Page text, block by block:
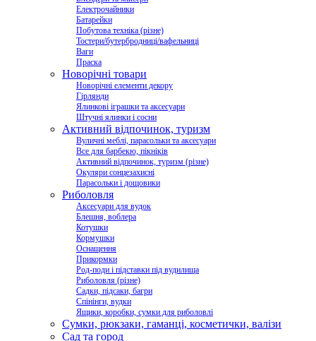
Електрочайники
Батарейки
Побутова техніка (різне)
Тостери/бутербродниці/вафельниці
Ваги
Праска
Новорічні товари
Новорічні елементи декору
Гірлянди
Ялинкові іграшки та аксесуари
Штучні ялинки і сосни
Активний відпочинок, туризм
Вуличні меблі, парасольки та аксесуари
Все для барбекю, пікніків
Активний відпочинок, туризм (різне)
Окуляри сонцезахисні
Парасольки і дощовики
Риболовля
Аксесуари для вудок
Блешня, воблера
Котушки
Кормушки
Оснащення
Прикормки
Род-поди і підставки під вудилища
Риболовля (різне)
Садки, підсаки, багри
Спінінги, вудки
Ящики, коробки, сумки для риболовлі
Сумки, рюкзаки, гаманці, косметички, валізи
Сад та город